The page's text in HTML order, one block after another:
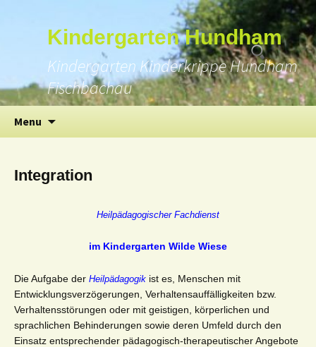
Kindergarten Hundham
Kindergarten Kinderkrippe Hundham
Fischbachau
Menu
content
Suchen
nach:
Integration
Heilpädagogischer Fachdienst
im Kindergarten Wilde Wiese
Die Aufgabe der Heilpädagogik ist es, Menschen mit
Entwicklungsverzögerungen, Verhaltensauffälligkeiten bzw.
Verhaltensstörungen oder mit geistigen, körperlichen und
sprachlichen Behinderungen sowie deren Umfeld durch den
Einsatz entsprechender pädagogisch-therapeutischer Angebote